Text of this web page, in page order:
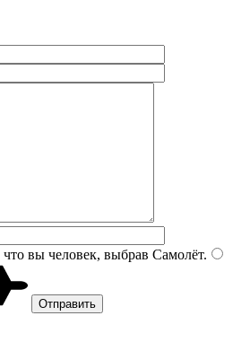
вы человек, выбрав Самолёт.